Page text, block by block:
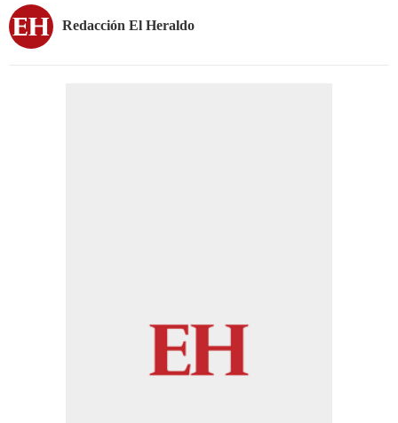
Redacción El Heraldo